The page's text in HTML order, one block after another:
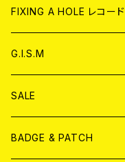
ANALOG
CD
ANALOG
CD
ANALOG
WORLD
CD
ANALOG
CD
アナログ
DVD
T-shirt & WEAR
FIXING A HOLE レコード
G.I.S.M
CD
ANALOG
SALE
BADGE & PATCH